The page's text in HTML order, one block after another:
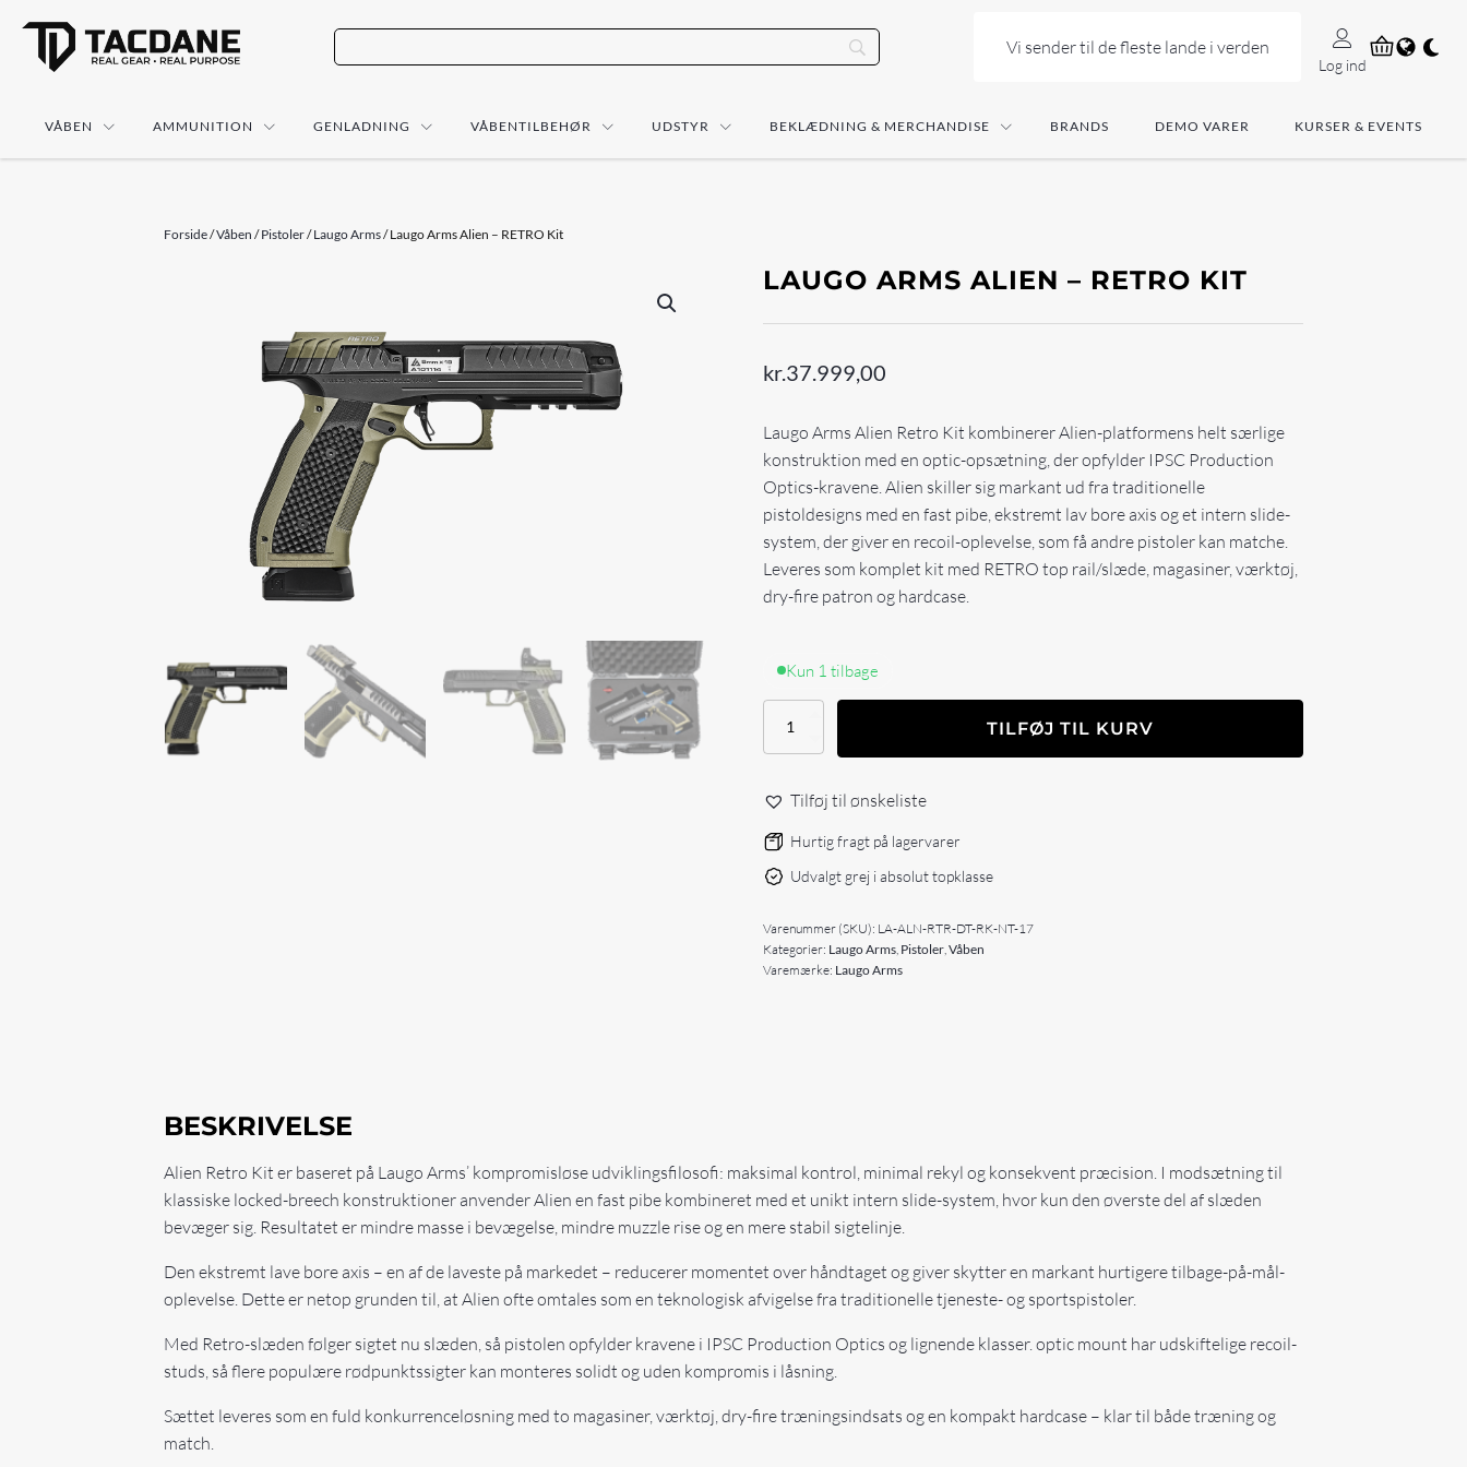
Vi sender til de fleste lande i verden
Log ind
VÅBEN AMMUNITION GENLADNING VÅBENTILBEHØR UDSTYR BEKLÆDNING & MERCHANDISE BRANDS DEMO VARER KURSER & EVENTS
Forside/Våben /Pistoler/Laugo Arms/ Laugo Arms Alien – RETRO Kit
LAUGO ARMS ALIEN – RETRO KIT
kr.37.999,00
Laugo Arms Alien Retro Kit kombinerer Alien-platformens helt særlige
konstruktion med en optic-opsætning, der opfylder IPSC Production
Optics-kravene. Alien skiller sig markant ud fra traditionelle
pistoldesigns med en fast pibe, ekstremt lav bore axis og et intern slide-
system, der giver en recoil-oplevelse, som få andre pistoler kan matche.
Leveres som komplet kit med RETRO top rail/slæde, magasiner, værktøj,
dry-fire patron og hardcase.
Kun 1 tilbage
Laugo
Alien
RETRO
antal
TILFØJ TIL KURV
Tilføj til ønskeliste
Hurtig fragt på lagervarer
Udvalgt grej i absolut topklasse
Varenummer (SKU): LA-ALN-RTR-DT-RK-NT-17
Kategorier: Laugo Arms, Pistoler,Våben
Varemærke: Laugo Arms
BESKRIVELSE
Alien Retro Kit er baseret på Laugo Arms’ kompromisløse udviklingsfilosofi: maksimal kontrol, minimal rekyl og konsekvent præcision. I modsætning til
klassiske locked-breech konstruktioner anvender Alien en fast pibe kombineret med et unikt intern slide-system, hvor kun den øverste del af slæden
bevæger sig. Resultatet er mindre masse i bevægelse, mindre muzzle rise og en mere stabil sigtelinje.
Den ekstremt lave bore axis – en af de laveste på markedet – reducerer momentet over håndtaget og giver skytter en markant hurtigere tilbage-på-mål-
oplevelse. Dette er netop grunden til, at Alien ofte omtales som en teknologisk afvigelse fra traditionelle tjeneste- og sportspistoler.
Med Retro-slæden følger sigtet nu slæden, så pistolen opfylder kravene i IPSC Production Optics og lignende klasser. optic mount har udskiftelige recoil-
studs, så flere populære rødpunktssigter kan monteres solidt og uden kompromis i låsning.
Sættet leveres som en fuld konkurrenceløsning med to magasiner, værktøj, dry-fire træningsindsats og en kompakt hardcase – klar til både træning og
match.